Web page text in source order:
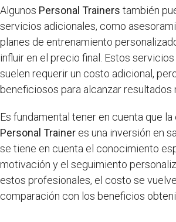
Algunos Personal Trainers también
servicios adicionales, como
planes de entrenamiento
influir en el precio final. Estos
suelen requerir un costo adicional,
beneficiosos para alcanzar resultados
Es fundamental tener en cuenta que
Personal Trainer es una inversión en
se tiene en cuenta el conocimiento
motivación y el seguimiento
estos profesionales, el costo se
comparación con los beneficios